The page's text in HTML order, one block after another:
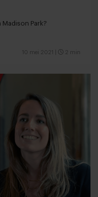
Park?
10 mei 2021 2 min